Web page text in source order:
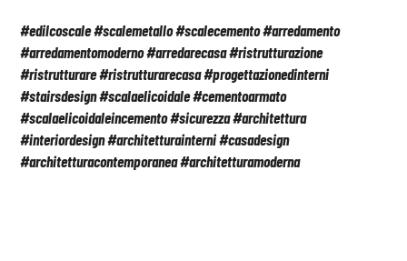
#edilcoscale #scalemetallo #scalecemento #arredamento
#arredamentomoderno #arredarecasa #ristrutturazione
#ristrutturare #ristrutturarecasa #progettazionedinterni
#stairsdesign #scalaelicoidale #cementoarmato
#scalaelicoidaleincemento #sicurezza #architettura
#interiordesign #architetturainterni #casadesign
#architetturacontemporanea #architetturamoderna